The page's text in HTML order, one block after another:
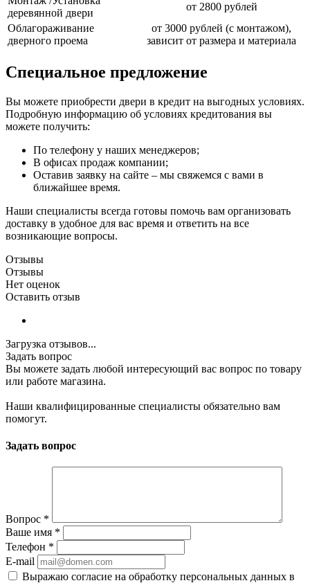
деревянной двери
от 2800 рублей
Облагораживание
дверного проема
от 3000 рублей (с монтажом),
зависит от размера и материала
Специальное предложение
Вы можете приобрести двери в кредит на выгодных условиях.
Подробную информацию об условиях кредитования вы
можете получить:
По телефону у наших менеджеров;
В офисах продаж компании;
Оставив заявку на сайте – мы свяжемся с вами в
ближайшее время.
Наши специалисты всегда готовы помочь вам организовать
доставку в удобное для вас время и ответить на все
возникающие вопросы.
Отзывы
Отзывы
Нет оценок
Оставить отзыв
Загрузка отзывов...
Задать вопрос
Вы можете задать любой интересующий вас вопрос по товару
или работе магазина.
Наши квалифицированные специалисты обязательно вам
помогут.
Задать вопрос
Вопрос *
Ваше имя *
Телефон *
E-mail
Выражаю согласие на обработку персональных данных в